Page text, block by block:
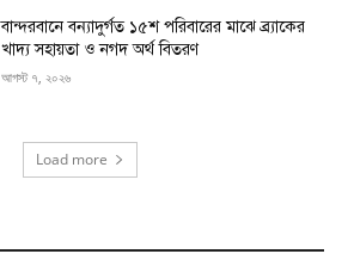
বান্দরবানে বন্যাদুর্গত ১৫শ পরিবারের মাঝে ব্র্যাকের
খাদ্য সহায়তা ও নগদ অর্থ বিতরণ
আগস্ট ৭, ২০২৬
Load more